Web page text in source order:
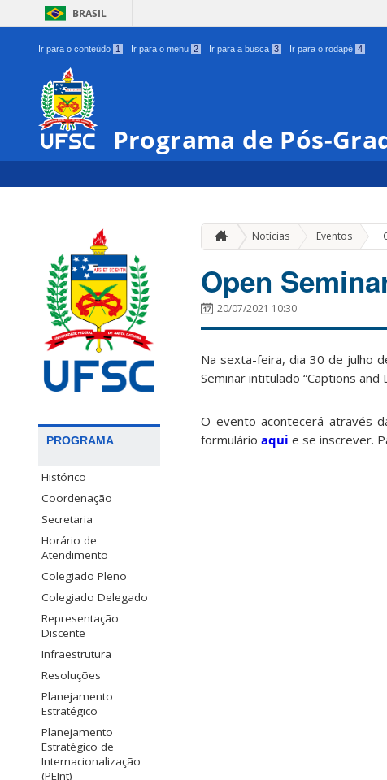
BRASIL
Ir para o conteúdo 1 Ir para o menu 2 Ir para a busca 3 Ir para o rodapé 4
Programa de Pós-
PROGRAMA
Histórico
Coordenação
Secretaria
Horário de
Atendimento
Colegiado Pleno
Colegiado Delegado
Representação
Discente
Infraestrutura
Resoluções
Planejamento
Estratégico
Planejamento
Estratégico de
Internacionalização
(PEInt)
Notícias Eventos »
Open
20/07/2021 10:30
Na sexta-feira, dia 30 de julho
Seminar intitulado “Captions and
O evento acontecerá através
formulário aqui e se inscrever.